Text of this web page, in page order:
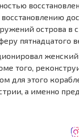
острова в
пятнадцатого
того,
для этого
а именно
ROCZNE